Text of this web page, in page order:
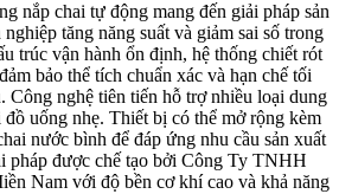
nắp chai tự động mang đến giải pháp sản
tăng năng suất và giảm sai số trong
trúc vận hành ổn định, hệ thống chiết rót
bảo thể tích chuẩn xác và hạn chế tối
Công nghệ tiên tiến hỗ trợ nhiều loại dung
uống nhẹ. Thiết bị có thể mở rộng kèm
nước bình để đáp ứng nhu cầu sản xuất
pháp được chế tạo bởi Công Ty TNHH
Nam với độ bền cơ khí cao và khả năng